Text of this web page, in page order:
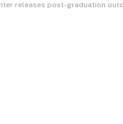
releases post-graduation